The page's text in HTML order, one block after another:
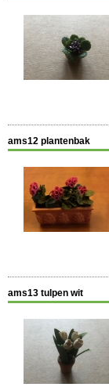
ams12 plantenbak
ams13 tulpen wit